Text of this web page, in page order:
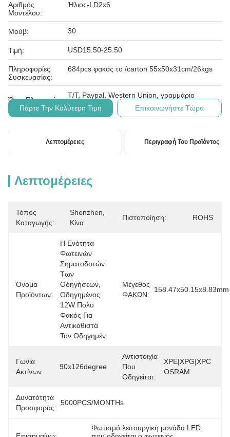
Αριθμός
Μοντέλου:
Ήλιος-LD2x6
Μούβ: 30
Τιμή: USD15.50-25.50
Πληροφορίες
Συσκευασίας:
684pcs φακός το /carton 55x50x31cm/26kgs
Όροι Πληρωμής:
T/T, Paypal, Western Union, γραμμάριο
Πάρτε Την Καλύτερη Τιμή Επικοινωνήστε Τώρα
Λεπτομέρειες Περιγραφή Του Προϊόντος
Λεπτομέρειες
Τόπος
Καταγωγής:
Shenzhen,
Κίνα
Πιστοποίηση: ROHS
Όνομα
Προϊόντων:
Η Ενότητα
Φωτεινών
Σηματοδοτών
Των
Οδηγήσεων,
Οδηγημένος
12W Πολυ
Φακός Για
Αντικαθιστά
Τον Οδηγημέν
Μέγεθος
ΦΑΚΩΝ:
158.47x50.15x8.83mm
Γωνία
Ακτίνων:
90x126degree
Αντιστοιχία
Που
Οδηγείται:
XPE|XPG|XPC
OSRAM
Δυνατότητα
Προσφοράς:
5000PCS/MONTHs
Φωτισμό λειτουργική μονάδα LED